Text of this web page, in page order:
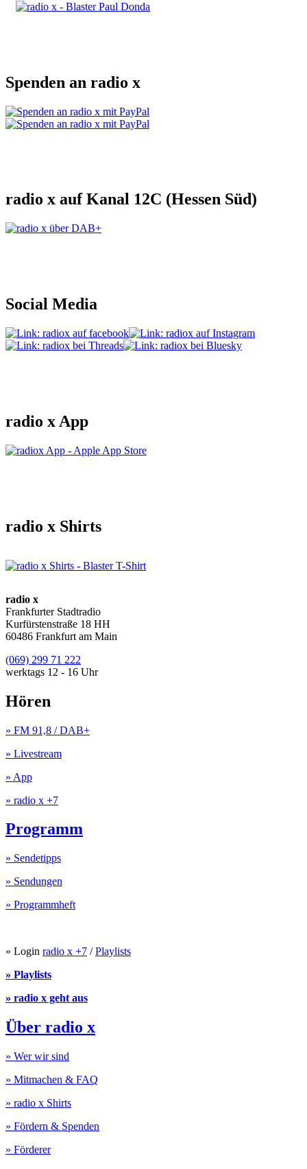
Spenden an radio x
radio x auf Kanal 12C (Hessen Süd)
Social Media
radio x App
radio x Shirts
radio x
Frankfurter Stadtradio
Kurfürstenstraße 18 HH
60486 Frankfurt am Main
(069) 299 71 222
werktags 12 - 16 Uhr
Hören
» FM 91,8 / DAB+
» Livestream
» App
» radio x +7
Programm
» Sendetipps
» Sendungen
» Programmheft
» Login radio x +7 /Playlists
» Playlists
» radio x geht aus
Über radio x
» Wer wir sind
» Mitmachen & FAQ
» radio x Shirts
» Fördern & Spenden
» Förderer